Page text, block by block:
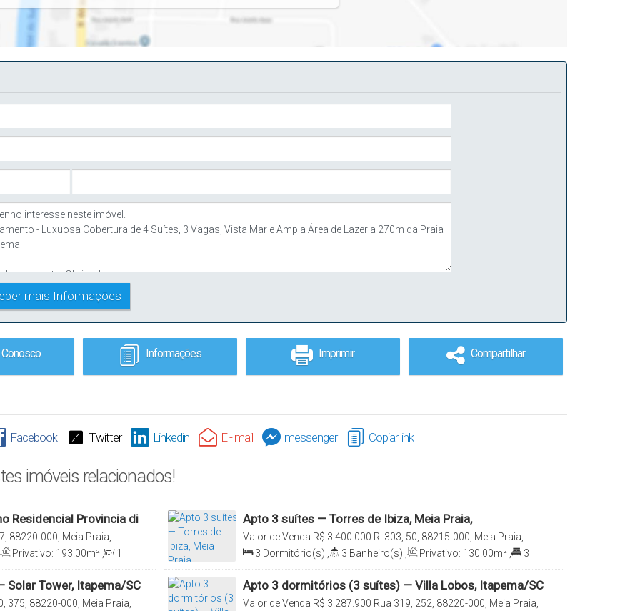
Conosco Informações Imprimir Compartilhar
Facebook Twitter Linkedin E - mail messenger Copiar link
imóveis relacionados!
Residencial Provincia di
88220-000, Meia Praia,
Privativo: 193.00m² ,
1
m² , 2 Vaga(s)
Apto 3 suítes — Torres de Ibiza, Meia Praia,
Bombinhas/SC
R$ 3.400.000
Valor de Venda
R. 303, 50, 88215-000, Meia Praia,
Itapema, Santa Catarina, Brasil
3 Dormitório(s) , 3 Banheiro(s) , Privativo: 130.00m² ,
3
Suíte(s) , 2 Vaga(s)
Tower, Itapema/SC
375, 88220-000, Meia Praia,
Apto 3 dormitórios (3 suítes) — Villa Lobos, Itapema/SC
R$ 3.287.900
Valor de Venda
Rua 319, 252, 88220-000, Meia Praia,